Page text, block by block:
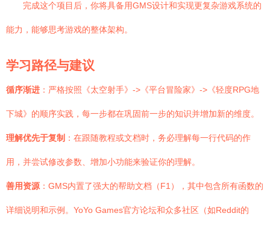
完成这个项目后，你将具备用GMS设计和实现更复杂游戏系统的
能力，能够思考游戏的整体架构。
学习路径与建议
循序渐进 ：严格按照《太空射手》->《平台冒险家》->《轻度RPG地
下城》的顺序实践，每一步都在巩固前一步的知识并增加新的维度。
理解优先于复制 ：在跟随教程或文档时，务必理解每一行代码的作
用，并尝试修改参数、增加小功能来验证你的理解。
善用资源 ：GMS内置了强大的帮助文档（F1），其中包含所有函数的
详细说明和示例。YoYo Games官方论坛和众多社区（如Reddit的